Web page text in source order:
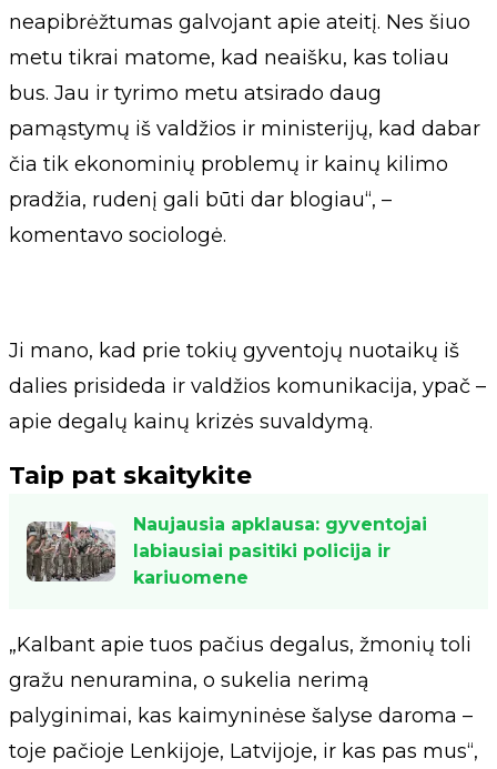
neapibrėžtumas galvojant apie ateitį. Nes šiuo
metu tikrai matome, kad neaišku, kas toliau
bus. Jau ir tyrimo metu atsirado daug
pamąstymų iš valdžios ir ministerijų, kad dabar
čia tik ekonominių problemų ir kainų kilimo
pradžia, rudenį gali būti dar blogiau“, –
komentavo sociologė.
Ji mano, kad prie tokių gyventojų nuotaikų iš
dalies prisideda ir valdžios komunikacija, ypač –
apie degalų kainų krizės suvaldymą.
Taip pat skaitykite
Naujausia apklausa: gyventojai
labiausiai pasitiki policija ir
kariuomene
„Kalbant apie tuos pačius degalus, žmonių toli
gražu nenuramina, o sukelia nerimą
palyginimai, kas kaimyninėse šalyse daroma –
toje pačioje Lenkijoje, Latvijoje, ir kas pas mus“,